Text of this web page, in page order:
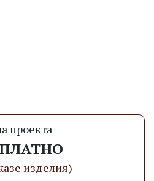
проекта
изделия)